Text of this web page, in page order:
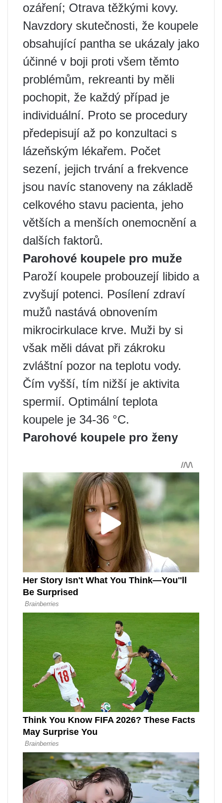
ozáření; Otrava těžkými kovy.
Navzdory skutečnosti, že koupele
obsahující pantha se ukázaly jako
účinné v boji proti všem těmto
problémům, rekreanti by měli
pochopit, že každý případ je
individuální. Proto se procedury
předepisují až po konzultaci s
lázeňským lékařem. Počet
sezení, jejich trvání a frekvence
jsou navíc stanoveny na základě
celkového stavu pacienta, jeho
větších a menších onemocnění a
dalších faktorů.
Parohové koupele pro muže
Paroží koupele probouzejí libido a
zvyšují potenci. Posílení zdraví
mužů nastává obnovením
mikrocirkulace krve. Muži by si
však měli dávat při zákroku
zvláštní pozor na teplotu vody.
Čím vyšší, tím nižší je aktivita
spermií. Optimální teplota
koupele je 34-36 °C.
Parohové koupele pro ženy